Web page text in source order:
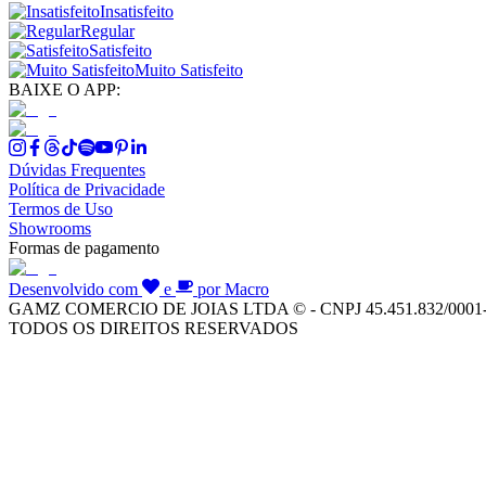
Insatisfeito
Regular
Satisfeito
Muito Satisfeito
BAIXE O APP:
Dúvidas Frequentes
Política de Privacidade
Termos de Uso
Showrooms
Formas de pagamento
Desenvolvido com e
por Macro
GAMZ COMERCIO DE JOIAS LTDA © - CNPJ 45.451.832/
TODOS OS DIREITOS RESERVADOS